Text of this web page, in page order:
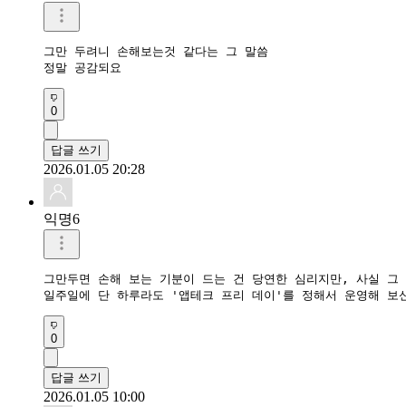
그만 두려니 손해보는것 같다는 그 말씀
정말 공감되요
0
답글 쓰기
2026.01.05 20:28
익명6
그만두면 손해 보는 기분이 드는 건 당연한 심리지만, 사실
일주일에 단 하루라도 '앱테크 프리 데이'를 정해서 운영해
0
답글 쓰기
2026.01.05 10:00